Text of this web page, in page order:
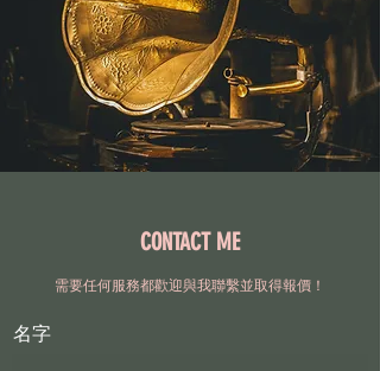
CONTACT ME
需要任何服務都歡迎與我聯繫並取得報價！
名字